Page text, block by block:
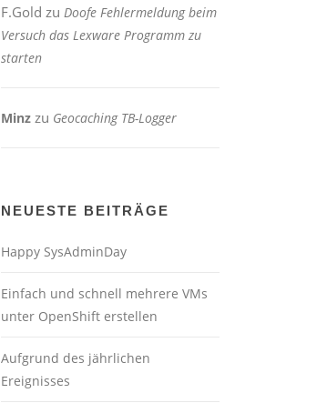
F.Gold zu Doofe Fehlermeldung beim
Versuch das Lexware Programm zu
starten
Minz zu Geocaching TB-Logger
NEUESTE BEITRÄGE
Happy SysAdminDay
Einfach und schnell mehrere VMs
unter OpenShift erstellen
Aufgrund des jährlichen
Ereignisses